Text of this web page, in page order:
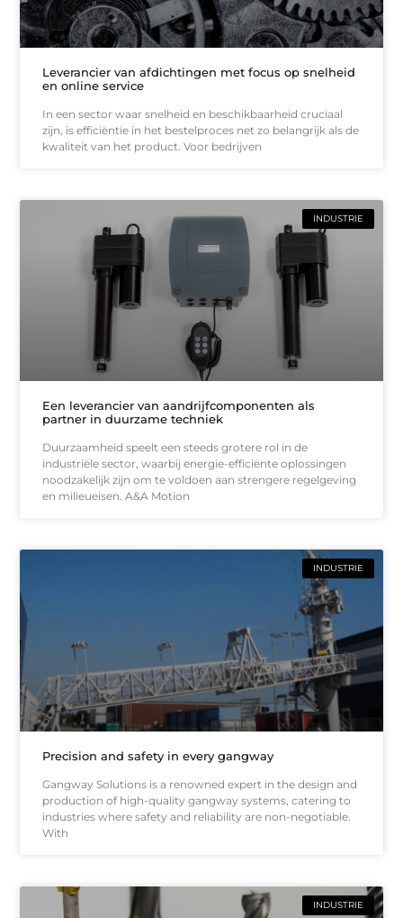
Leverancier van afdichtingen met focus op snelheid
en online service
In een sector waar snelheid en beschikbaarheid cruciaal
zijn, is efficiëntie in het bestelproces net zo belangrijk als de
kwaliteit van het product. Voor bedrijven
INDUSTRIE
Een leverancier van aandrijfcomponenten als
partner in duurzame techniek
Duurzaamheid speelt een steeds grotere rol in de
industriële sector, waarbij energie-efficiënte oplossingen
noodzakelijk zijn om te voldoen aan strengere regelgeving
en milieueisen. A&A Motion
INDUSTRIE
Precision and safety in every gangway
Gangway Solutions is a renowned expert in the design and
production of high-quality gangway systems, catering to
industries where safety and reliability are non-negotiable.
With
INDUSTRIE